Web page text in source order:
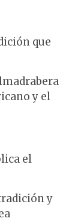
que
y el
el
y